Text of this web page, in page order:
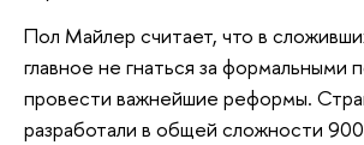
Пол Майлер считает, что в
главное не гнаться за формальными
провести важнейшие реформы.
разработали в общей сложности